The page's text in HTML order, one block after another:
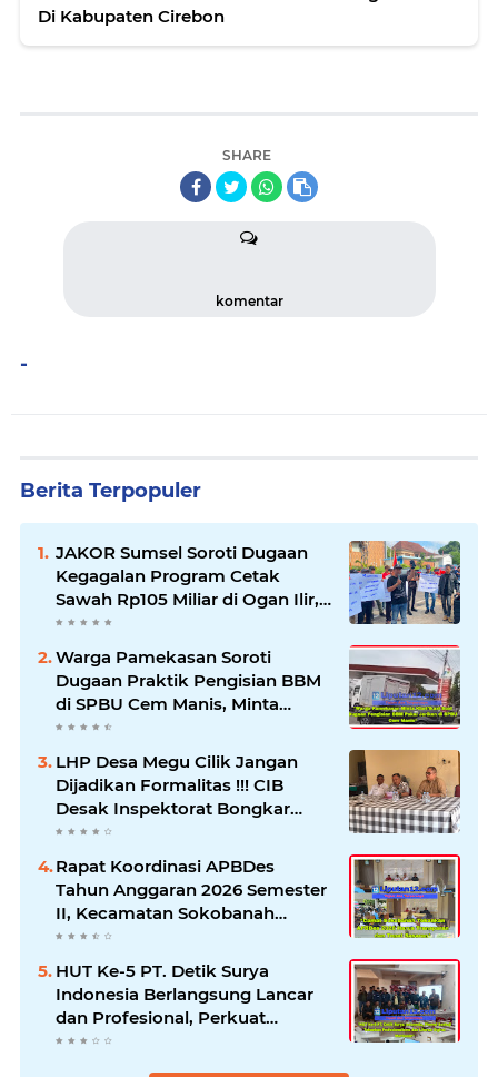
Di Kabupaten Cirebon
SHARE
komentar
-
Berita Terpopuler
JAKOR Sumsel Soroti Dugaan
Kegagalan Program Cetak
Sawah Rp105 Miliar di Ogan Ilir,
Desak Kadis Pertanian Mundur
Warga Pamekasan Soroti
Dugaan Praktik Pengisian BBM
di SPBU Cem Manis, Minta
Klarifikasi dan Pengawasan
LHP Desa Megu Cilik Jangan
Dijadikan Formalitas !!! CIB
Desak Inspektorat Bongkar
Seluruh Fakta dan Hentikan
Rapat Koordinasi APBDes
Tahun Anggaran 2026 Semester
II, Kecamatan Sokobanah
Libatkan 12 Desa
HUT Ke-5 PT. Detik Surya
Indonesia Berlangsung Lancar
dan Profesional, Perkuat
Kompetensi Wartawan